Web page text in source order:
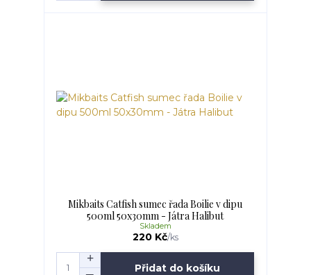
Mikbaits Catfish sumec řada Boilie v dipu
500ml 50x30mm - Játra Halibut
220 Kč/ks
Skladem
Přidat do košíku